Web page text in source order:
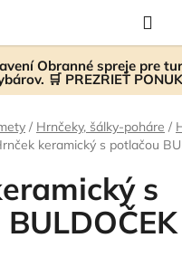
Obranné spreje pre
🛒 PREZRIEŤ
/ Hrnčeky, šálky-poháre /
keramický s potlačou
s